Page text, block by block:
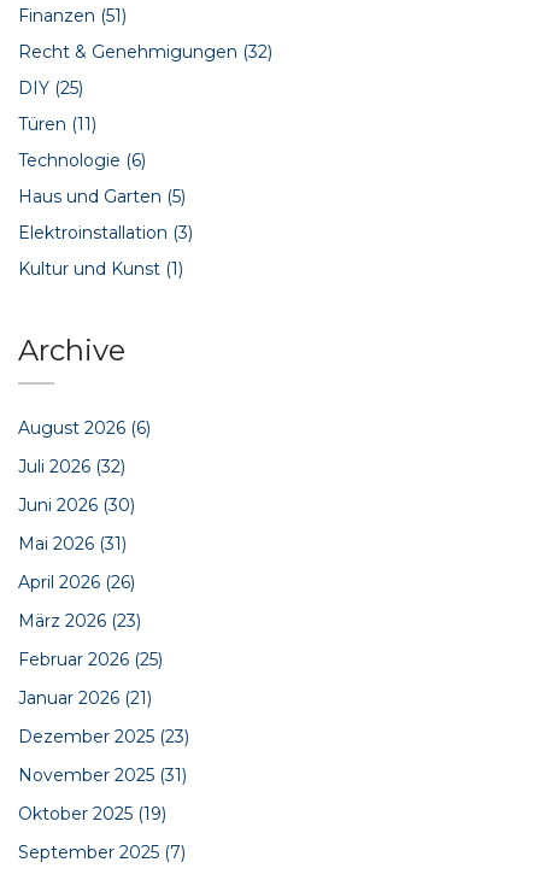
Finanzen (51)
Recht & Genehmigungen (32)
DIY (25)
Türen (11)
Technologie (6)
Haus und Garten (5)
Elektroinstallation (3)
Kultur und Kunst (1)
Archive
August 2026 (6)
Juli 2026 (32)
Juni 2026 (30)
Mai 2026 (31)
April 2026 (26)
März 2026 (23)
Februar 2026 (25)
Januar 2026 (21)
Dezember 2025 (23)
November 2025 (31)
Oktober 2025 (19)
September 2025 (7)